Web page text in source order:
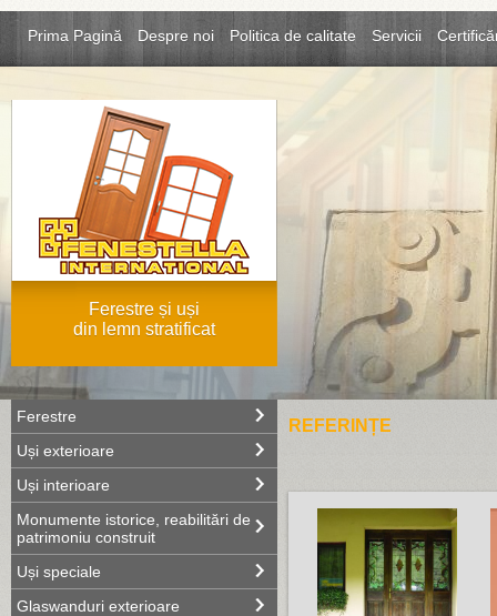
Prima Pagină Despre noi Politica de calitate Servicii
Ferestre și uși
din lemn stratificat
Ferestre
Uși exterioare
Uși interioare
Monumente istorice, reabilitări de
patrimoniu construit
Uși speciale
Glaswanduri exterioare
REFERINȚE